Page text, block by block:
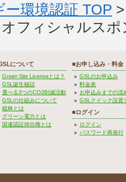
ー環境認証 TOP
フィシャルスポ
について
Green Site Licenseとは？
GSL誕生秘話
選べる3つのCO2削減活動
GSLの仕組みについて
植林とは
グリーン電力とは
国連認証排出権とは
■お申し込み・料金
GSLのお申込み
料金表
お申込みまでの流
GSLクイック設置
■ログイン
ログイン
パスワード再発行